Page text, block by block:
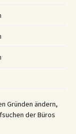
Gründen ändern,
der Büros